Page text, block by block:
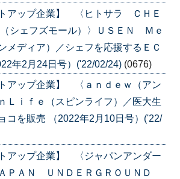
トアップ企業】 〈ヒトサラ ＣＨＥ
シェフズモール）〉ＵＳＥＮ Ｍｅ
メディア）／シェフを応援するＥＣ
年2月24日号）('22/02/24) (0676)
アップ企業】 〈ａｎｄｅｗ（アン
Ｌｉｆｅ（スピンライフ）／医大生
コを販売 （2022年2月10日号）('22/
アップ企業】 〈ジャパンアンダー
ＰＡＮ ＵＮＤＥＲＧＲＯＵＮＤ